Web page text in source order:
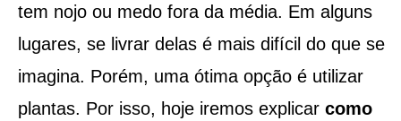
tem nojo ou medo fora da média. Em alguns
lugares, se livrar delas é mais difícil do que se
imagina. Porém, uma ótima opção é utilizar
plantas. Por isso, hoje iremos explicar como